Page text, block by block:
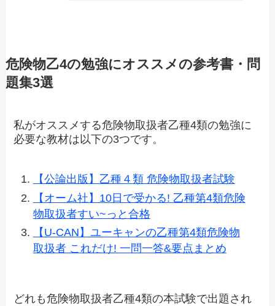
危険物乙4の勉強にオススメの参考書・問
題集3選
私がオススメする危険物取扱者乙種4類の勉強に
必要な教材は以下の3つです。
【公論出版】乙種４類 危険物取扱者試験
【オーム社】10日で受かる! 乙種第4類危険
物取扱者すい~っと合格
【U-CAN】ユーキャンの乙種第4類危険物
取扱者 これだけ! 一問一答&要点まとめ
どれも危険物取扱者乙種4類の本試験で出題され